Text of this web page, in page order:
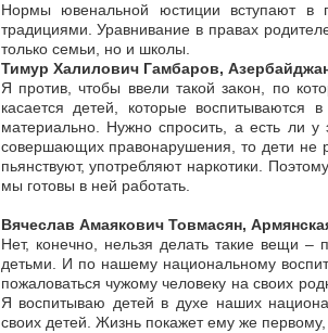
Нормы ювенальной юстиции вступают в
традициями. Уравнивание в правах
только семьи, но и школы.
Тимур Халилович Гамбаров,
Я против, чтобы ввели такой закон, по
касается детей, которые воспитываются
материально. Нужно спросить, а есть ли у
совершающих правонарушения, то дети не
пьянствуют, употребляют наркотики.
мы готовы в ней работать.
Вячеслав Амаякович Товмасян,
Нет, конечно, нельзя делать такие вещи
детьми. И по нашему национальному
пожаловаться чужому человеку на своих
Я воспитываю детей в духе наших
своих детей. Жизнь покажет ему же